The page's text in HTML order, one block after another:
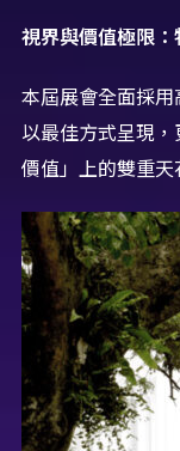
視界與價值極限
本屆展會全面採
以最佳方式呈現
價值」上的雙重天